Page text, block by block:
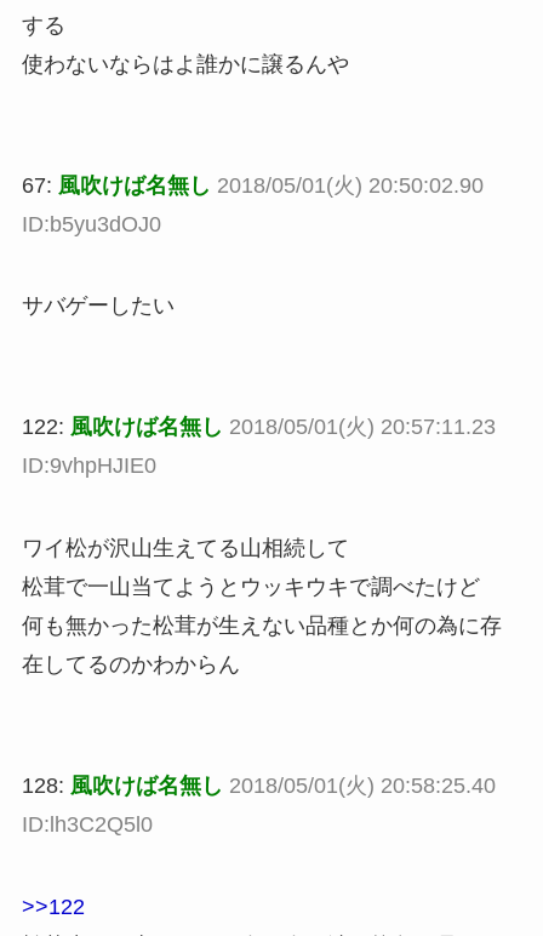
する
使わないならはよ誰かに譲るんや
67: 風吹けば名無し 2018/05/01(火) 20:50:02.90
ID:b5yu3dOJ0
サバゲーしたい
122: 風吹けば名無し 2018/05/01(火) 20:57:11.23
ID:9vhpHJIE0
ワイ松が沢山生えてる山相続して
松茸で一山当てようとウッキウキで調べたけど
何も無かった松茸が生えない品種とか何の為に存
在してるのかわからん
128: 風吹けば名無し 2018/05/01(火) 20:58:25.40
ID:lh3C2Q5l0
>>122